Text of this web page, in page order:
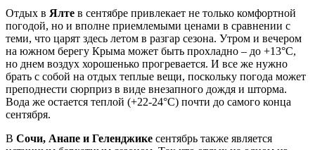
Отдых в Ялте в сентябре привлекает не только комфортной
погодой, но и вполне приемлемыми ценами в сравнении с
теми, что царят здесь летом в разгар сезона. Утром и вечером
на южном берегу Крыма может быть прохладно – до +13°С,
но днем воздух хорошенько прогревается. И все же нужно
брать с собой на отдых теплые вещи, поскольку погода может
преподнести сюрприз в виде внезапного дождя и шторма.
Вода же остается теплой (+22-24°С) почти до самого конца
сентября.
В Сочи, Анапе и Геленджике сентябрь также является